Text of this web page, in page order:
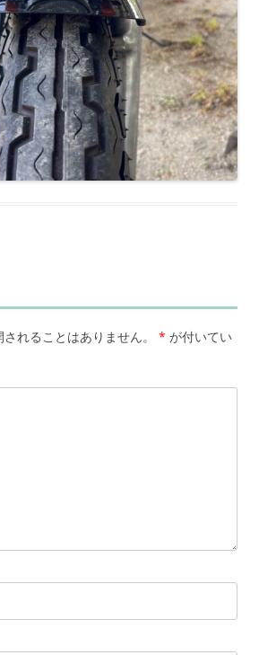
れることはありません。 * が付いてい